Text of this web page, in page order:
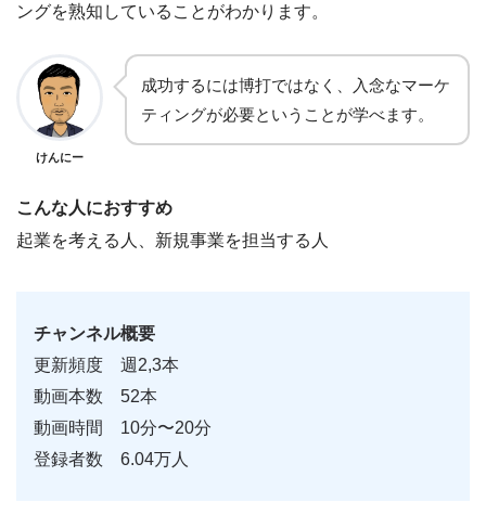
ングを熟知していることがわかります。
けんにー
成功するには博打ではなく、入念なマーケ
ティングが必要ということが学べます。
こんな人におすすめ
起業を考える人、新規事業を担当する人
チャンネル概要
更新頻度 週2,3本
動画本数 52本
動画時間 10分〜20分
登録者数 6.04万人